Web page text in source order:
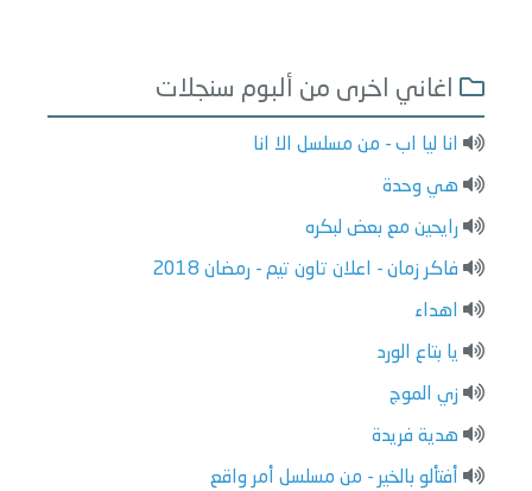
اغاني اخرى من ألبوم سنجلات
انا ليا اب - من مسلسل الا انا
هي وحدة
رايحين مع بعض لبكره
فاكر زمان - اعلان تاون تيم - رمضان 2018
اهداء
يا بتاع الورد
زي الموج
هدية فريدة
أفتألو بالخير - من مسلسل أمر واقع